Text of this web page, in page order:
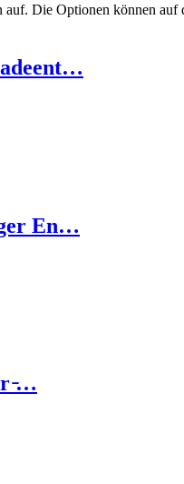
auf. Die Optionen können auf
En…
̵…